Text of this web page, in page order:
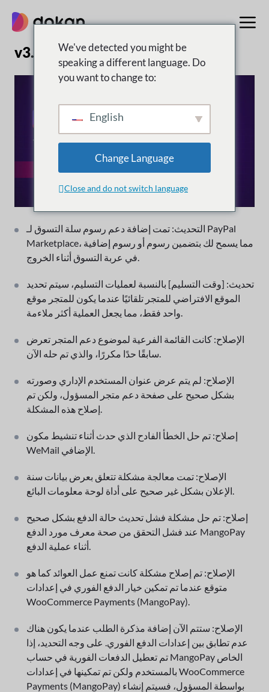
إلى
المحتوى
v3.10.4 | 25 أبريل 2024
التحديث: تمت إضافة دعم رسوم سلة التسوق لـ PayPal
Marketplace، مما يسمح لك بتضمين رسوم أو رسوم إضافية
تحديث: [وقت التسليم] بالنسبة لعمليات التسليم، سيتم تحديد
الموقع الافتراضي للمتجر تلقائيًا عندما يكون للمتجر موقع
الإصلاح: كانت القائمة الفرعية لموضوع دعم المتجر تعرض
الإصلاح: لم يتم عرض عنوان المستخدم الإداري وصورته
بشكل صحيح على صفحة دعم متجر المسؤول، ولكن تم
إصلاح: تم حل الخطأ الفادح الذي حدث أثناء تنشيط مكون
الإصلاح: تمت معالجة مشكلة تتعلق بعرض بيانات سنة
إصلاح: تم حل مشكلة فشل تحديث حالة الدفع بشكل صحيح
عند فشل التحقق من صحة معرف مورد الدفع MangoPay
الإصلاح: تم إصلاح مشكلة كانت تمنع عمل العوائد كما هو
متوقع عندما تم تمكين خيار الدفع الفوري في إعدادات
WooCommerce Payments (MangoPay).
الإصلاح: ستتم الآن إضافة مذكرة الطلب عندما يكون هناك
عدم تطابق بين إعدادات الدفع الفوري. على وجه التحديد، إذا
تم تعطيل الدفعات الفورية في حساب MangoPay الخاص
بالمستخدم ولكن تم تمكينها في إعدادات WooCommerce
Payments (MangoPay) بواسطة المسؤول، فسيتم إنشاء
We've detected you might be
speaking a different language. Do
you want to change to:
English
Change Language
Close and do not switch language